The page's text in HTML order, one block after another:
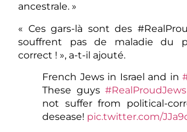
ancestrale. »
« Ces gars-là sont des
souffrent pas de maladie du
correct ! », a-t-il ajouté.
French Jews in Israel and in
These guys #RealProudJews
not suffer from political-
desease! pic.twitter.com/